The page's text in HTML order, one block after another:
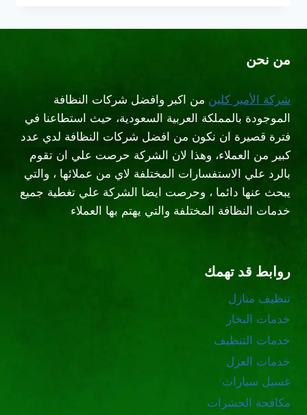
من نحن
شركة الأمير كلين من اكبر وافضل شركات النظافة
الموجودة بالمملكة العربية السعودية، حيث استطاعنا في
فترة قصيرة ان نكون من افضل شركات النظافة لدي عدد
كبير من العملاء، وهذا لان الشركة حرصت علي ان تقوم
بالرد علي الاستفسارات المختلفة لاي من عملائها ، والتي
يبحث عنها دائما ، وحرصت ايضا الشركة علي تغطية جميع
خدمات النظافة المختلفة والتي يهتم بها العملاء
روابط قد تهمك
تنظيف منازل
خدمات البخار
خدمات التنظيف
خدمات العزل
غسيل سيارات
مكافحة الحشرات